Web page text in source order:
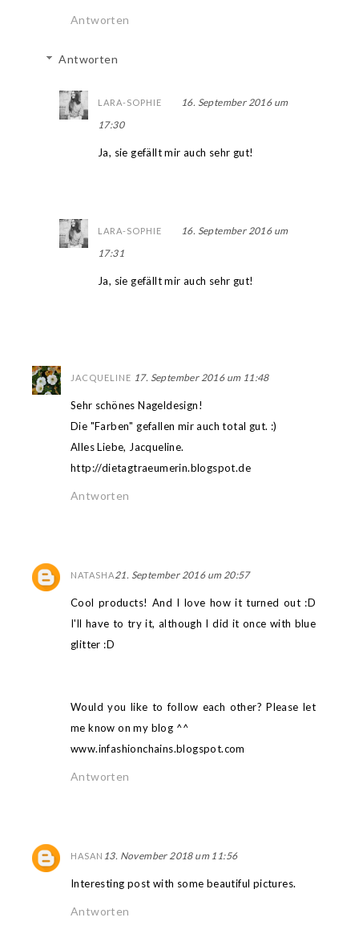
Antworten
Antworten
LARA-SOPHIE
16. September 2016 um
17:30
Ja, sie gefällt mir auch sehr gut!
LARA-SOPHIE
16. September 2016 um
17:31
Ja, sie gefällt mir auch sehr gut!
JACQUELINE 17. September 2016 um 11:48
Sehr schönes Nageldesign!
Die "Farben" gefallen mir auch total gut. :)
Alles Liebe, Jacqueline.
http://dietagtraeumerin.blogspot.de
Antworten
NATASHA21. September 2016 um 20:57
Cool products! And I love how it turned out :D
I'll have to try it, although I did it once with blue
glitter :D
Would you like to follow each other? Please let
me know on my blog ^^
www.infashionchains.blogspot.com
Antworten
HASAN 13. November 2018 um 11:56
Interesting post with some beautiful pictures.
Antworten